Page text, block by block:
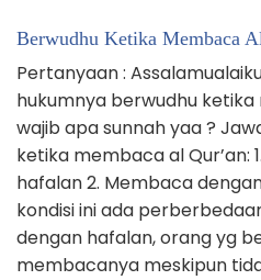
Berwudhu Ketika Membaca
Pertanyaan :
hukumnya berwudhu ketika
wajib apa sunnah yaa ?
ketika membaca al Qur’an:
hafalan 2. Membaca
kondisi ini ada
dengan hafalan, orang yg
membacanya meskipun